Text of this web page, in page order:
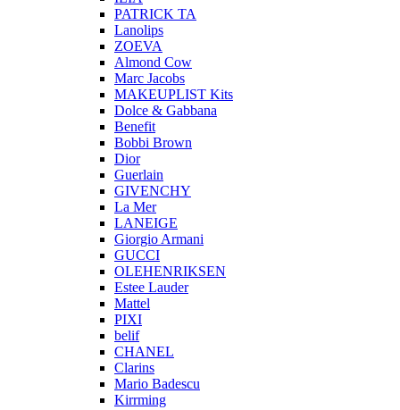
PATRICK TA
Lanolips
ZOEVA
Almond Cow
Marc Jacobs
MAKEUPLIST Kits
Dolce & Gabbana
Benefit
Bobbi Brown
Dior
Guerlain
GIVENCHY
La Mer
LANEIGE
Giorgio Armani
GUCCI
OLEHENRIKSEN
Estee Lauder
Mattel
PIXI
belif
CHANEL
Clarins
Mario Badescu
Kirrming